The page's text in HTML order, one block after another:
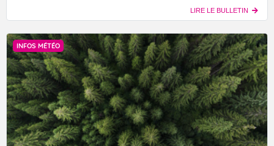
LIRE LE BULLETIN
INFOS MÉTÉO